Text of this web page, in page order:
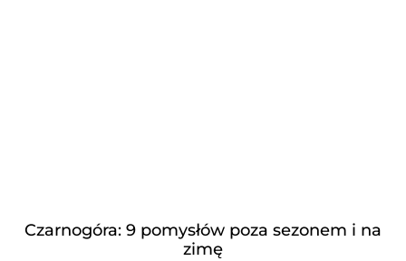
Czarnogóra: 9 pomysłów poza sezonem i na
zimę